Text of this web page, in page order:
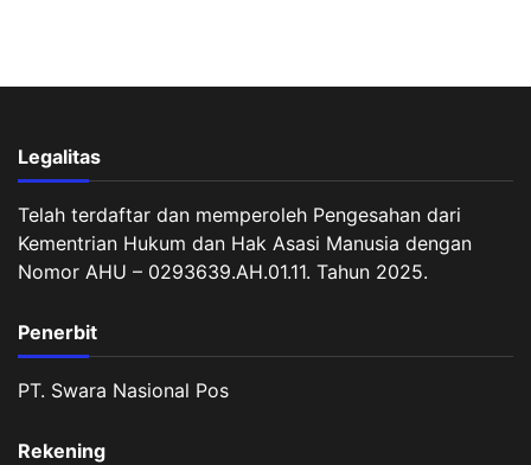
Legalitas
Telah terdaftar dan memperoleh Pengesahan dari
Kementrian Hukum dan Hak Asasi Manusia dengan
Nomor AHU – 0293639.AH.01.11. Tahun 2025.
Penerbit
PT. Swara Nasional Pos
Rekening